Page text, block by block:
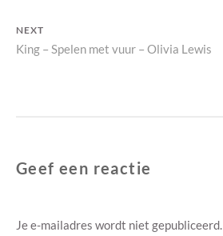
NEXT
Next
King – Spelen met vuur – Olivia Lewis
Geef een reactie
Je e-mailadres wordt niet gepubliceerd.